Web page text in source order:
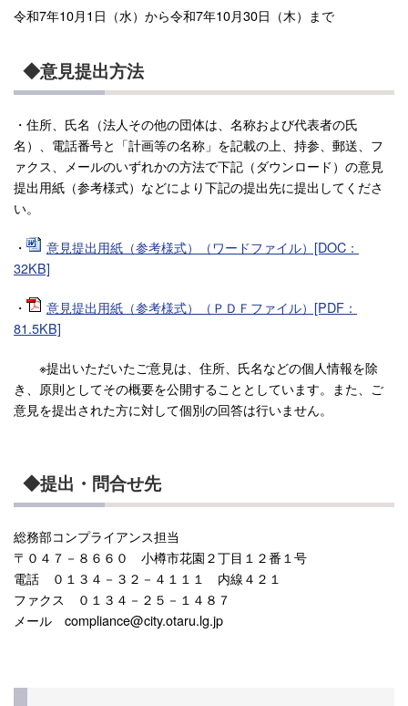
令和7年10月1日（水）から令和7年10月30日（木）まで
◆意見提出方法
・住所、氏名（法人その他の団体は、名称および代表者の氏
名）、電話番号と「計画等の名称」を記載の上、持参、郵送、フ
ァクス、メールのいずれかの方法で下記（ダウンロード）の意見
提出用紙（参考様式）などにより下記の提出先に提出してくださ
い。
・
意見提出用紙（参考様式）（ワードファイル）[DOC：
32KB]
・
意見提出用紙（参考様式）（ＰＤＦファイル）[PDF：
81.5KB]
※提出いただいたご意見は、住所、氏名などの個人情報を除
き、原則としてその概要を公開することとしています。また、ご
意見を提出された方に対して個別の回答は行いません。
◆提出・問合せ先
総務部コンプライアンス担当
〒０４７－８６６０ 小樽市花園２丁目１２番１号
電話 ０１３４－３２－４１１１ 内線４２１
ファクス ０１３４－２５－１４８７
メール compliance@city.otaru.lg.jp